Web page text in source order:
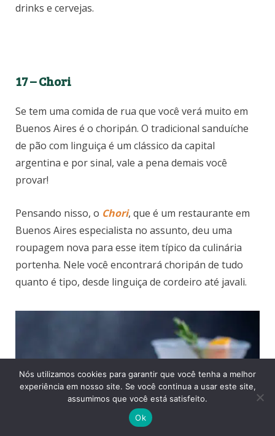
drinks e cervejas.
17 – Chori
Se tem uma comida de rua que você verá muito em
Buenos Aires é o choripán. O tradicional sanduíche
de pão com linguiça é um clássico da capital
argentina e por sinal, vale a pena demais você
provar!
Pensando nisso, o Chori, que é um restaurante em
Buenos Aires especialista no assunto, deu uma
roupagem nova para esse item típico da culinária
portenha. Nele você encontrará choripán de tudo
quanto é tipo, desde linguiça de cordeiro até javali.
Nós utilizamos cookies para garantir que você tenha a melhor
experiência em nosso site. Se você continua a usar este site,
assumimos que você está satisfeito.
Ok